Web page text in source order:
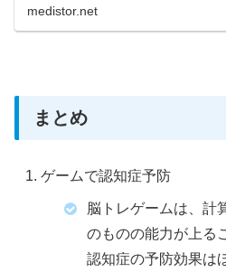
medistor.net
まとめ
ゲームで認知症予防
脳トレゲームは、計
のものの能力が上る
認知症の予防効果は